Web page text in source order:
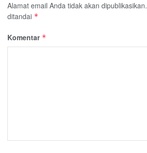
Alamat email Anda tidak akan dipublikasikan.
ditandai *
Komentar *